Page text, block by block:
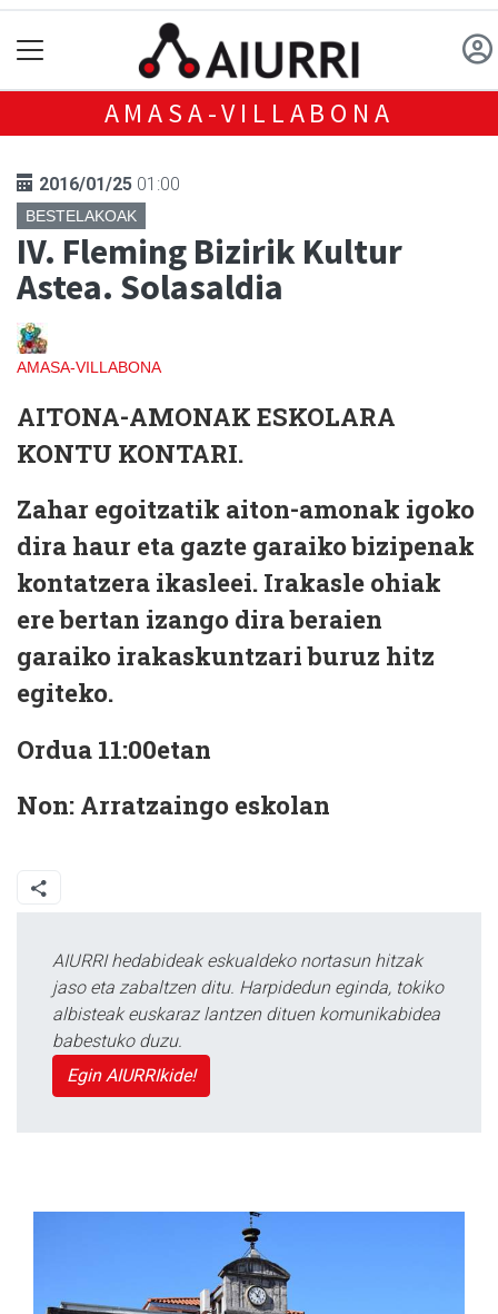
AMASA-VILLABONA
2016/01/25 01:00
BESTELAKOAK
IV. Fleming Bizirik Kultur
Astea. Solasaldia
AMASA-VILLABONA
AITONA-AMONAK ESKOLARA
KONTU KONTARI.
Zahar egoitzatik aiton-amonak igoko
dira haur eta gazte garaiko bizipenak
kontatzera ikasleei. Irakasle ohiak
ere bertan izango dira beraien
garaiko irakaskuntzari buruz hitz
egiteko.
Ordua 11:00etan
Non: Arratzaingo eskolan
AIURRI hedabideak eskualdeko nortasun hitzak
jaso eta zabaltzen ditu. Harpidedun eginda, tokiko
albisteak euskaraz lantzen dituen komunikabidea
babestuko duzu.
Egin AIURRIkide!